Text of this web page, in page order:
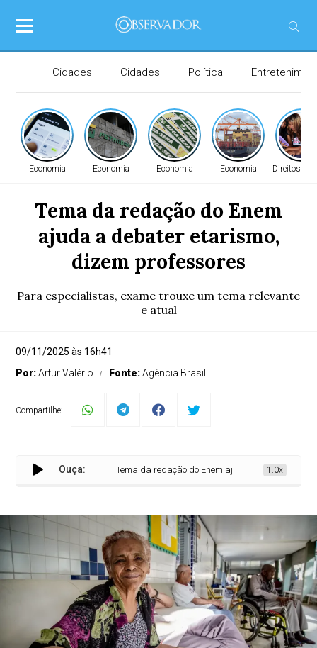
Cidades Cidades Política
Economia Economia Economia Economia Direitos
Tema da redação do Enem
ajuda a debater etarismo,
dizem professores
Para especialistas, exame trouxe um tema relevante
e atual
09/11/2025 às 16h41
Por:Artur Valério Fonte:Agência Brasil
Compartilhe:
Ouça: Tema da redação do Enem ajuda a debater
1.0x